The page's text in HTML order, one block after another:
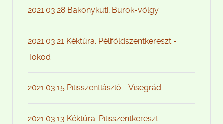
2021.03.28 Bakonykuti, Burok-völgy
2021.03.21 Kéktúra: Péliföldszentkereszt -
Tokod
2021.03.15 Pilisszentlászló - Visegrád
2021.03.13 Kéktúra: Pilisszentkereszt -